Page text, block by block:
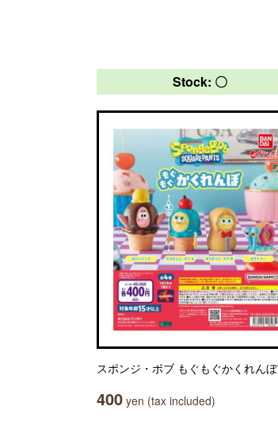
Stock: 〇
スポンジ・ボブ もぐもぐかくれんぼ
400 yen (tax included)